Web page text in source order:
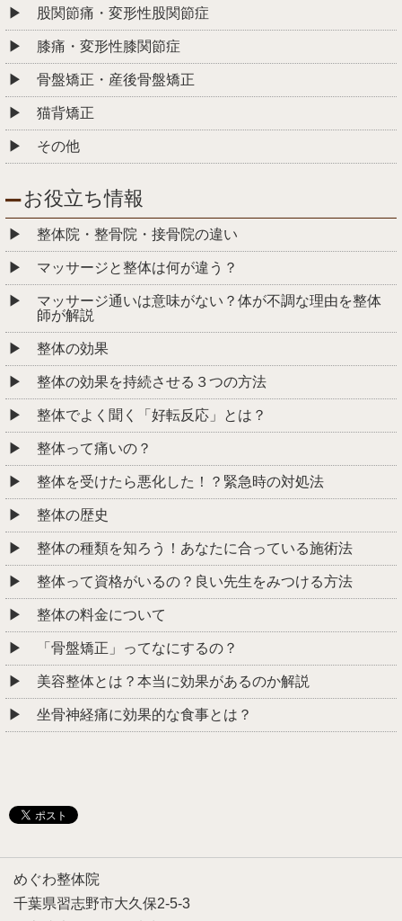
股関節痛・変形性股関節症
膝痛・変形性膝関節症
骨盤矯正・産後骨盤矯正
猫背矯正
その他
お役立ち情報
整体院・整骨院・接骨院の違い
マッサージと整体は何が違う？
マッサージ通いは意味がない？体が不調な理由を整体
師が解説
整体の効果
整体の効果を持続させる３つの方法
整体でよく聞く「好転反応」とは？
整体って痛いの？
整体を受けたら悪化した！？緊急時の対処法
整体の歴史
整体の種類を知ろう！あなたに合っている施術法
整体って資格がいるの？良い先生をみつける方法
整体の料金について
「骨盤矯正」ってなにするの？
美容整体とは？本当に効果があるのか解説
坐骨神経痛に効果的な食事とは？
めぐわ整体院
千葉県習志野市大久保2-5-3